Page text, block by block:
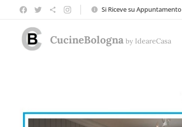
Si Riceve su Appuntamento
CucineBologna by IdeareCasa